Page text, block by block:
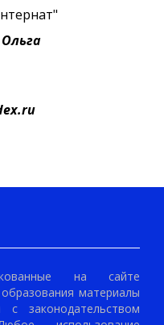
на сайте
материалы
законодательством